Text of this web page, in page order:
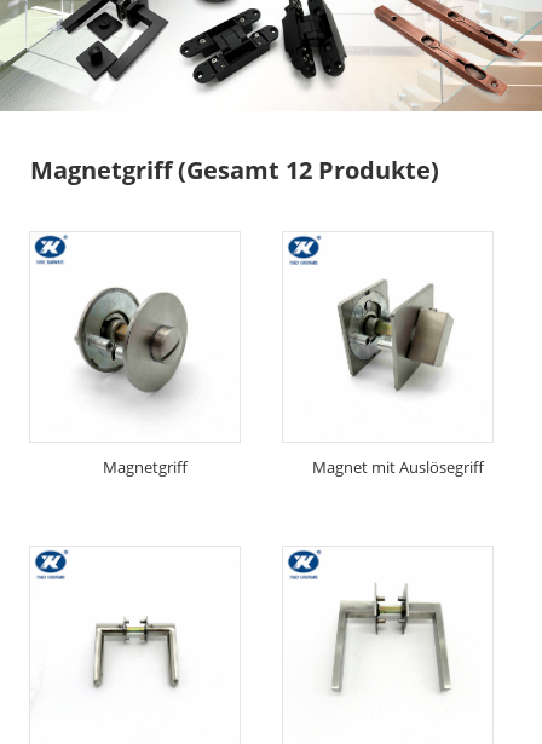
Magnetgriff(Gesamt 12 Produkte)
Magnetgriff Magnet mit Auslösegriff